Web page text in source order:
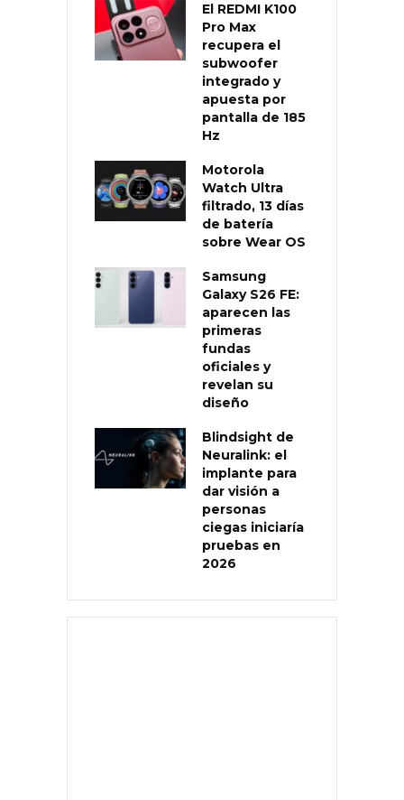
El REDMI K100
Pro Max
recupera el
subwoofer
integrado y
apuesta por
pantalla de 185
Hz
Motorola
Watch Ultra
filtrado, 13 días
de batería
sobre Wear OS
Samsung
Galaxy S26 FE:
aparecen las
primeras
fundas
oficiales y
revelan su
diseño
Blindsight de
Neuralink: el
implante para
dar visión a
personas
ciegas iniciaría
pruebas en
2026